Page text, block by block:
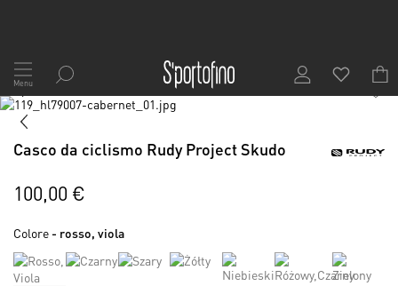
Salta
al
contenuto
Menu
Vai
della
immagini
1/5
della
immagini
Casco da ciclismo Rudy Project Skudo
100,00 €
Colore - rosso, viola